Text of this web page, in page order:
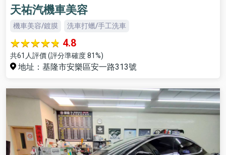
天祐汽機車美容
機車美容/鍍膜 洗車打蠟/手工洗車
4.8
共61人評價 (評分準確度 81%)
地址：基隆市安樂區安一路313號